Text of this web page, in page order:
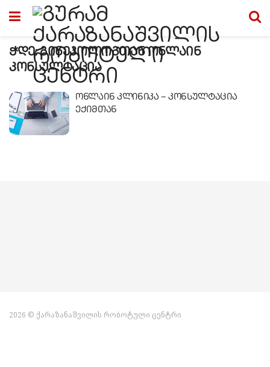
ჭდე:გინეკოლოგთან ონლაინ
კონსულტაცია
ონლაინ კლინიკა – კონსულტაცია
ექიმთან
2026 © ქარაზანაშვილის რობოტული ცენტრი